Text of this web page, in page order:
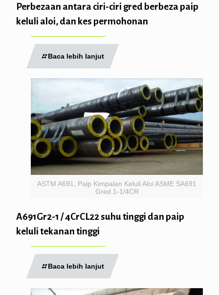
Perbezaan antara ciri-ciri gred berbeza paip
keluli aloi, dan kes permohonan
Baca lebih lanjut
ASTM A691, Paip Kimpalan Keluli Aloi ASME SA691
Gred 1-1/4CR
A691Gr2-1 / 4CrCL22 suhu tinggi dan paip
keluli tekanan tinggi
Baca lebih lanjut